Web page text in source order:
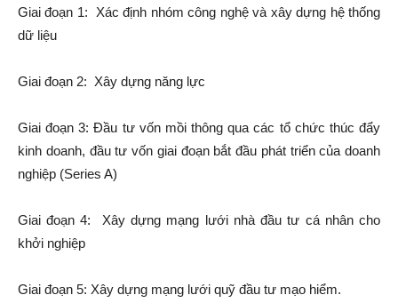
Giai đoạn 1: Xác định nhóm công nghệ và xây dựng hệ thống
dữ liệu
Giai đoạn 2: Xây dựng năng lực
Giai đoạn 3: Đầu tư vốn mồi thông qua các tổ chức thúc đẩy
kinh doanh, đầu tư vốn giai đoạn bắt đầu phát triển của doanh
nghiệp (Series A)
Giai đoạn 4: Xây dựng mạng lưới nhà đầu tư cá nhân cho
khởi nghiệp
Giai đoạn 5: Xây dựng mạng lưới quỹ đầu tư mạo hiểm.